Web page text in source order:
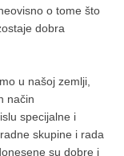
o tome što
dobra
u našoj zemlji,
način
specijalne i
skupine i rada
su dobre i